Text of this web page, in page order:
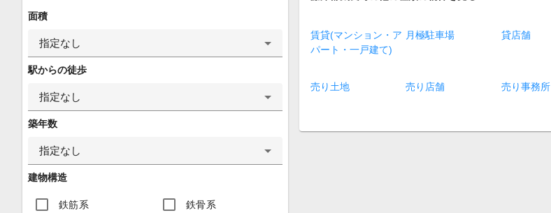
面積
指定なし
駅からの徒歩
指定なし
築年数
指定なし
建物構造
鉄筋系 鉄骨系
賃貸(マンション・ア
パート・一戸建て)
月極駐車場 貸店舗
売り土地 売り店舗 売り事務所